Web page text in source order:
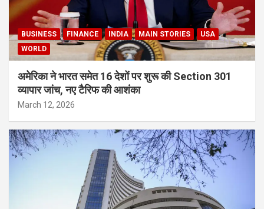
BUSINESS FINANCE INDIA MAIN STORIES
USA
WORLD
अमेरिका ने भारत समेत 16 देशों पर शुरू की Section 301
व्यापार जांच, नए टैरिफ की आशंका
March 12, 2026